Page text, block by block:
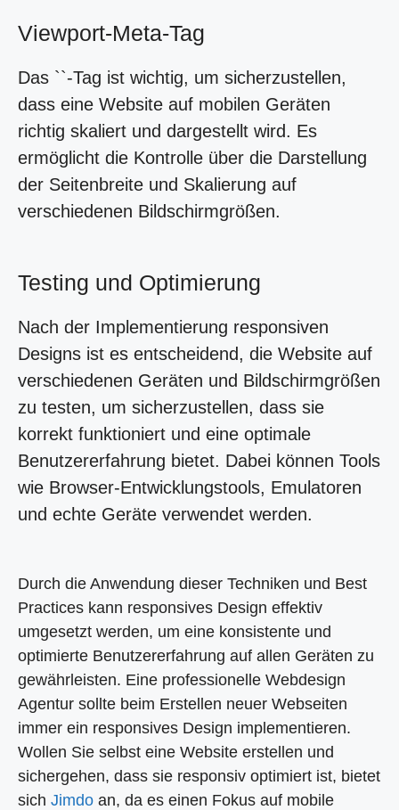
Viewport-Meta-Tag
Das ``-Tag ist wichtig, um sicherzustellen,
dass eine Website auf mobilen Geräten
richtig skaliert und dargestellt wird. Es
ermöglicht die Kontrolle über die Darstellung
der Seitenbreite und Skalierung auf
verschiedenen Bildschirmgrößen.
Testing und Optimierung
Nach der Implementierung responsiven
Designs ist es entscheidend, die Website auf
verschiedenen Geräten und Bildschirmgrößen
zu testen, um sicherzustellen, dass sie
korrekt funktioniert und eine optimale
Benutzererfahrung bietet. Dabei können Tools
wie Browser-Entwicklungstools, Emulatoren
und echte Geräte verwendet werden.
Durch die Anwendung dieser Techniken und Best
Practices kann responsives Design effektiv
umgesetzt werden, um eine konsistente und
optimierte Benutzererfahrung auf allen Geräten zu
gewährleisten. Eine professionelle Webdesign
Agentur sollte beim Erstellen neuer Webseiten
immer ein responsives Design implementieren.
Wollen Sie selbst eine Website erstellen und
sichergehen, dass sie responsiv optimiert ist, bietet
sich Jimdo an, da es einen Fokus auf mobile